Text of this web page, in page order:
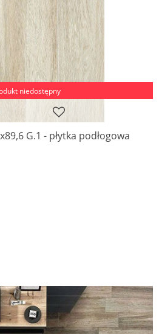
niedostępny
G.1 - płytka podłogowa